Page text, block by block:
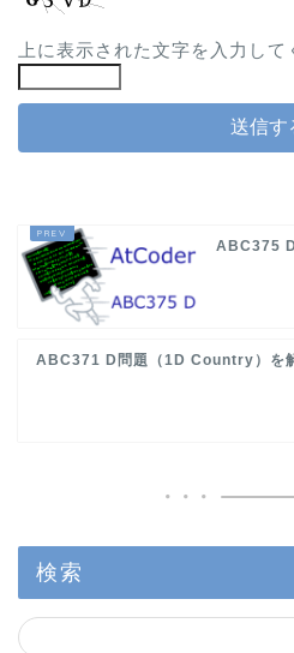
上に表示された文字を入力して
ABC375
ABC371 D問題（1D Country）を
検索